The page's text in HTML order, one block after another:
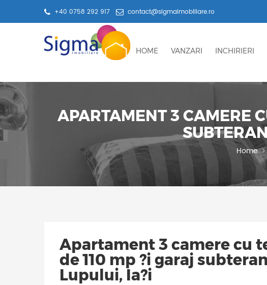
+40 0758 292 917 contact@sigmaimobiliare.ro
HOME VANZARI INCHIRIERI
APARTAMENT 3 CAMERE
Home
Apartament 3 camere cu
de 110 mp ?i garaj
Lupului, Ia?i